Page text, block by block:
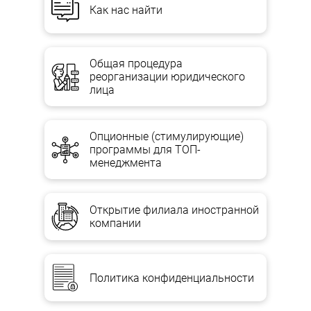
Уведомления о прекращении юрлица и о порядке и сроках
заявления кредиторами требований публикуются теми
госрегистрации юрлица.
Комисия принимает все возможные меры по выявлению
прекращении юрлица.
РЕШЕНИЕ О ЛИКВИДАЦИИ ПРЕДПРИЯТИЯ
— приказом, распоряжением при ликвидации
государственного, коммунального или частного предприятия;
— протоколом собрания учредителей при ликвидации
хозобществ и т.п.
Как нас найти
Общая процедура
реорганизации юридического
лица
Опционные (стимулирующие)
программы для ТОП-
менеджмента
Открытие филиала иностранной
компании
Политика конфиденциальности